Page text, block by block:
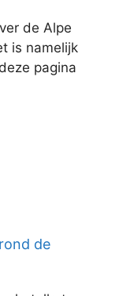
de Alpe
is namelijk
pagina
de